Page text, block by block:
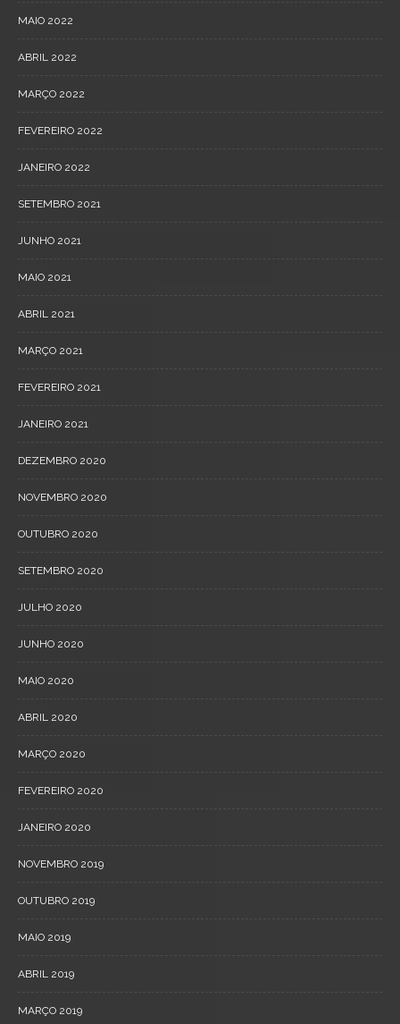
MAIO 2022
ABRIL 2022
MARÇO 2022
FEVEREIRO 2022
JANEIRO 2022
SETEMBRO 2021
JUNHO 2021
MAIO 2021
ABRIL 2021
MARÇO 2021
FEVEREIRO 2021
JANEIRO 2021
DEZEMBRO 2020
NOVEMBRO 2020
OUTUBRO 2020
SETEMBRO 2020
JULHO 2020
JUNHO 2020
MAIO 2020
ABRIL 2020
MARÇO 2020
FEVEREIRO 2020
JANEIRO 2020
NOVEMBRO 2019
OUTUBRO 2019
MAIO 2019
ABRIL 2019
MARÇO 2019